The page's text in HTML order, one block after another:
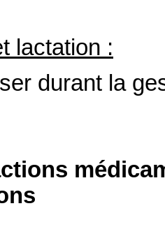
lactation :
durant la